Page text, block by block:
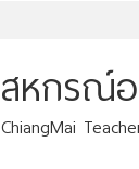
สหกรณ์
ChiangMai